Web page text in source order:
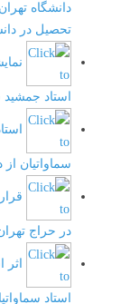
دانشگاه تهران 1342
تحصیل در
استاد جمشید
سماواتیان
در حراج
استاد